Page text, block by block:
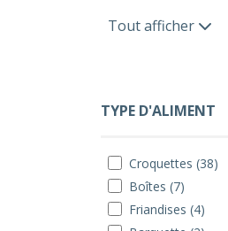
Tout afficher
TYPE D'ALIMENT
Croquettes (38)
Boîtes (7)
Friandises (4)